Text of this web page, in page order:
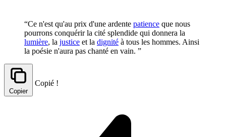
“Ce n'est qu'au prix d'une ardente patience que nous
pourrons conquérir la cité splendide qui donnera la
lumière, la justice et la dignité à tous les hommes. Ainsi
la poésie n'aura pas chanté en vain. ”
Copier
Copié !